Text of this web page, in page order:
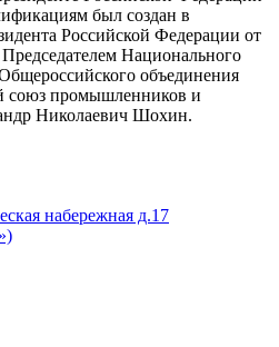
был создан в
Российской Федерации от
Национального
объединения
союз промышленников и
Николаевич Шохин.
набережная д.17